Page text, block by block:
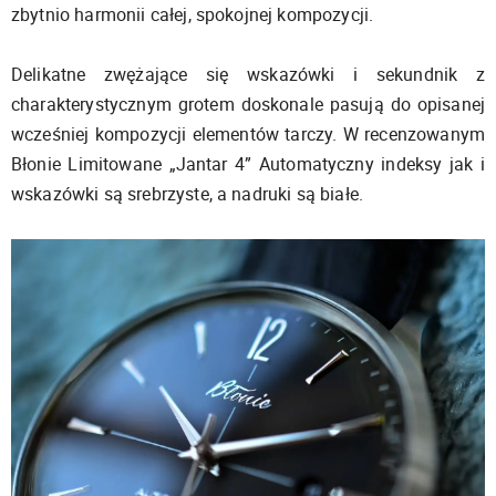
zbytnio harmonii całej, spokojnej kompozycji.
Delikatne zwężające się wskazówki i sekundnik z
charakterystycznym grotem doskonale pasują do opisanej
wcześniej kompozycji elementów tarczy. W recenzowanym
Błonie Limitowane „Jantar 4” Automatyczny indeksy jak i
wskazówki są srebrzyste, a nadruki są białe.